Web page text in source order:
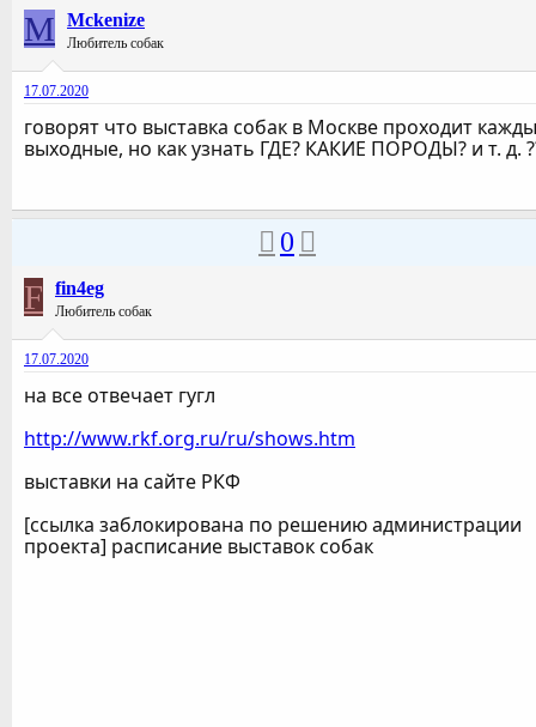
M Mckenize
Любитель собак
17.07.2020
говорят что выставка собак в Москве проходит
выходные, но как узнать ГДЕ? КАКИЕ ПОРОДЫ? и т. д.
0
F fin4eg
Любитель собак
17.07.2020
на все отвечает гугл
http://www.rkf.org.ru/ru/shows.htm
выставки на сайте РКФ
[ссылка заблокирована по решению администрации
проекта] расписание выставок собак